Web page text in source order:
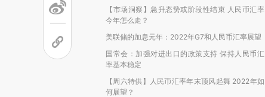
【市场洞察】急升态势或阶段性结束 人民币汇率
今年怎么走？
美联储的加息元年：2022年G7和人民币汇率展望
国常会：加强对进出口的政策支持 保持人民币汇
率基本稳定
【周六特供】人民币汇率年末顶风起舞 2022年如
何展望？